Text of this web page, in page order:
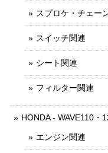
スプロケ・チェー
スイッチ関連
シート関連
フィルター関連
HONDA - WAVE110・
エンジン関連